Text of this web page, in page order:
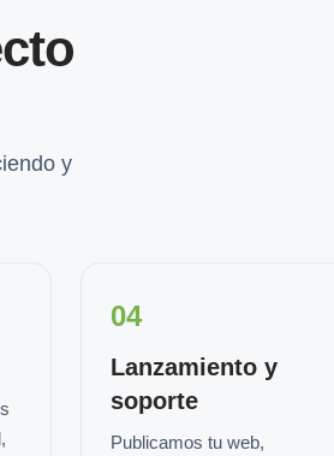
y
04
Lanzamiento y
soporte
Publicamos tu web,